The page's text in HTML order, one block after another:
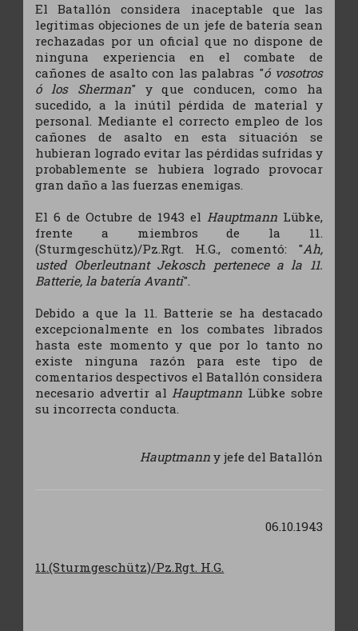
El Batallón considera inaceptable que las
legitimas objeciones de un jefe de batería sean
rechazadas por un oficial que no dispone de
ninguna experiencia en el combate de
cañones de asalto con las palabras "ó vosotros
ó los Sherman" y que conducen, como ha
sucedido, a la inútil pérdida de material y
personal. Mediante el correcto empleo de los
cañones de asalto en esta situación se
hubieran logrado evitar las pérdidas sufridas y
probablemente se hubiera logrado provocar
gran daño a las fuerzas enemigas.
El 6 de Octubre de 1943 el HauptmannLübke,
frente a miembros de la 11.
(Sturmgeschütz)/Pz.Rgt. H.G., comentó: "Ah,
usted OberleutnantJekosch pertenece a la 11.
Batterie, la batería Avanti".
Debido a que la 11. Batterie se ha destacado
excepcionalmente en los combates librados
hasta este momento y que por lo tanto no
existe ninguna razón para este tipo de
comentarios despectivos el Batallón considera
necesario advertir alHauptmann Lübke sobre
su incorrecta conducta.
Hauptmanny jefe del Batallón
06.10.1943
11.(Sturmgeschütz)/Pz.Rgt. H.G.